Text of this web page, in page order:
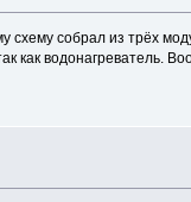
схему собрал из трёх
как водонагреватель.